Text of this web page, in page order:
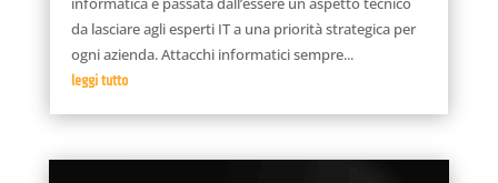
da lasciare agli esperti IT a una priorità strategica per
ogni azienda. Attacchi informatici sempre...
leggi tutto